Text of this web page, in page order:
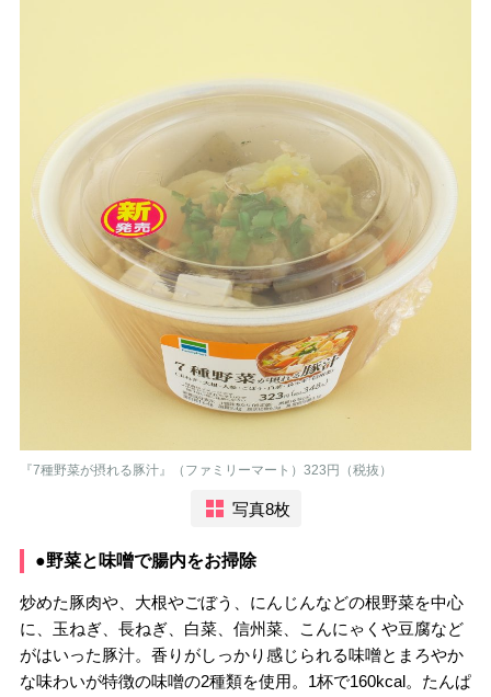
『7種野菜が摂れる豚汁』（ファミリーマート）323円（税抜）
写真8枚
●野菜と味噌で腸内をお掃除
炒めた豚肉や、大根やごぼう、にんじんなどの根野菜を中心
に、玉ねぎ、長ねぎ、白菜、信州菜、こんにゃくや豆腐など
がはいった豚汁。香りがしっかり感じられる味噌とまろやか
な味わいが特徴の味噌の2種類を使用。1杯で160kcal。たんぱ